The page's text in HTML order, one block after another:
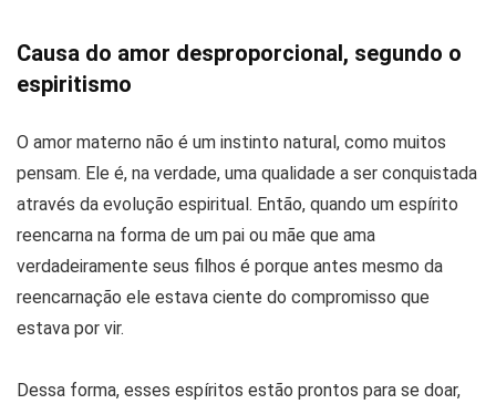
Causa do amor desproporcional, segundo o
espiritismo
O amor materno não é um instinto natural, como muitos
pensam. Ele é, na verdade, uma qualidade a ser conquistada
através da evolução espiritual. Então, quando um espírito
reencarna na forma de um pai ou mãe que ama
verdadeiramente seus filhos é porque antes mesmo da
reencarnação ele estava ciente do compromisso que
estava por vir.
Dessa forma, esses espíritos estão prontos para se doar,